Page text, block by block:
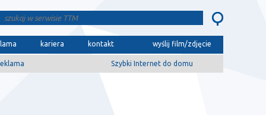
kariera kontakt wyślij film/zdjęcie
Szybki Internet do domu